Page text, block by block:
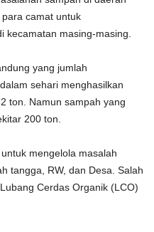
camat untuk
kecamatan masing-masing.
yang jumlah
sehari menghasilkan
ton. Namun sampah yang
200 ton.
mengelola masalah
tangga, RW, dan Desa. Salah
Cerdas Organik (LCO)